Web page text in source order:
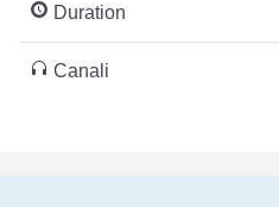
Duration
Canali